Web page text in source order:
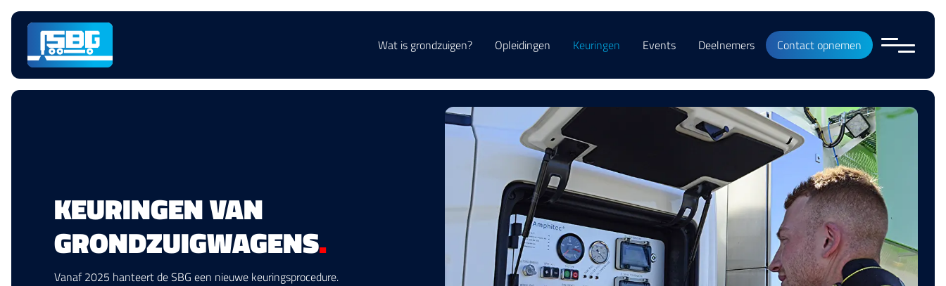
navigation
Wat is grondzuigen?
Opleidingen Keuringen Events Deelnemers Contact opnemen
KEURINGEN VAN
GRONDZUIGWAGENS.
Vanaf 2025 hanteert de SBG een nieuwe keuringsprocedure.